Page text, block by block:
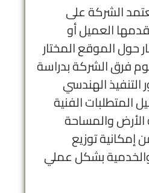
الشركة على
العميل أو
حول الموقع المختار
فرق الشركة بدراسة
الهندسي
المتطلبات الفنية
الأرض والمساحة
إمكانية توزيع
والخدمية بشكل عملي